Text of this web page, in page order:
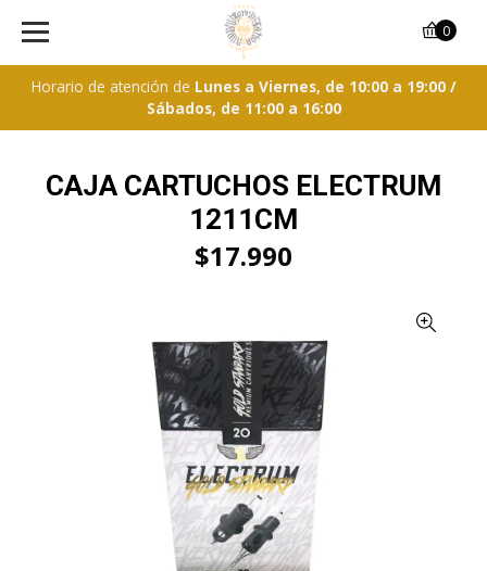
Horario de atención de Lunes a Viernes, de 10:00 a 19:00 /
Sábados, de 11:00 a 16:00
0
CAJA CARTUCHOS ELECTRUM
1211CM
$17.990